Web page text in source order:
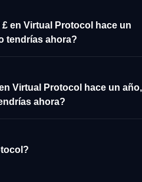
en Virtual Protocol hace un
tendrías ahora?
Virtual Protocol hace un año,
ahora?